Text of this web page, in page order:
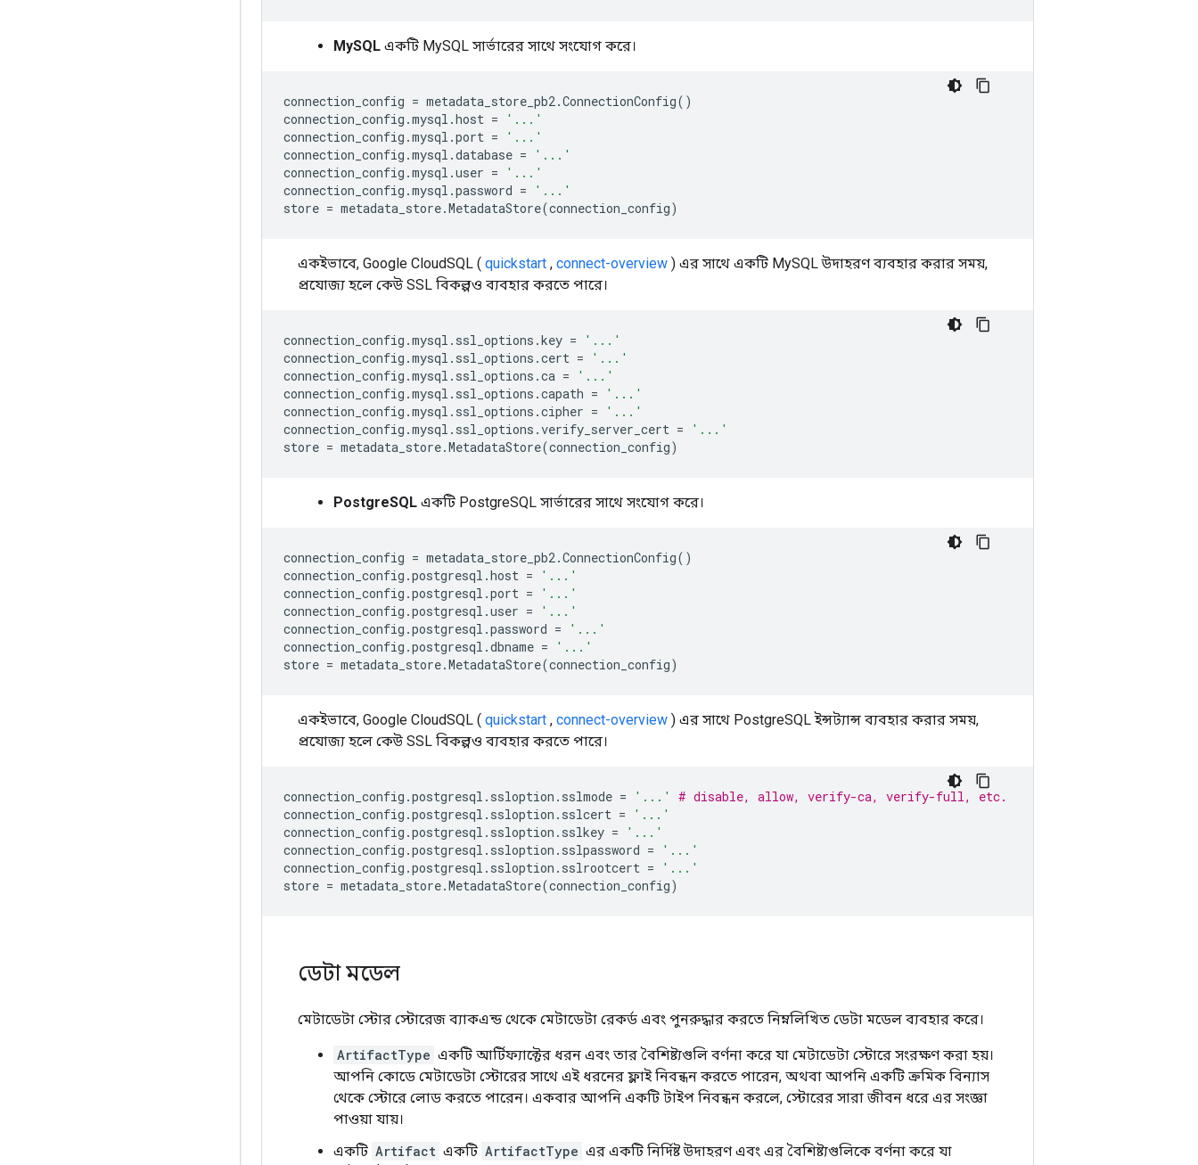
MySQL একটি MySQL সার্ভারের সাথে সংযোগ করে।
connection_config = metadata_store_pb2 .ConnectionConfig()
connection_config .mysql .host =
'...'
connection_config .mysql .port =
'...'
connection_config .mysql .database =
'...'
connection_config .mysql .user =
'...'
connection_config .mysql .password =
'...'
store = metadata_store.MetadataStore(connection_config)
একইভাবে, Google CloudSQL ( quickstart , connect-overview ) এর সাথে একটি MySQL উদাহরণ ব্যবহার করার সময়,
প্রযোজ্য হলে কেউ SSL বিকল্পও ব্যবহার করতে পারে।
connection_config .mysql . ssl_options .key =
'...'
connection_config .mysql . ssl_options .cert =
'...'
connection_config .mysql . ssl_options .ca =
'...'
connection_config .mysql . ssl_options .capath =
'...'
connection_config .mysql . ssl_options .cipher =
'...'
connection_config .mysql . ssl_options .verify_server_cert =
'...'
store = metadata_store.MetadataStore(connection_config)
PostgreSQL একটি PostgreSQL সার্ভারের সাথে সংযোগ করে।
connection_config = metadata_store_pb2 .ConnectionConfig()
connection_config .postgresql .host =
'...'
connection_config .postgresql .port =
'...'
connection_config .postgresql .user =
'...'
connection_config .postgresql .password =
'...'
connection_config .postgresql .dbname =
'...'
store = metadata_store.MetadataStore(connection_config)
একইভাবে, Google CloudSQL ( quickstart , connect-overview ) এর সাথে PostgreSQL ইন্সট্যান্স ব্যবহার করার সময়,
প্রযোজ্য হলে কেউ SSL বিকল্পও ব্যবহার করতে পারে।
connection_config .postgresql . ssloption . sslmode = '...'
# disable, allow, verify-ca, verify-full, etc.
connection_config .postgresql . ssloption . sslcert =
'...'
connection_config .postgresql . ssloption . sslkey =
'...'
connection_config .postgresql . ssloption . sslpassword =
'...'
connection_config .postgresql . ssloption . sslrootcert =
'...'
store = metadata_store.MetadataStore(connection_config)
ডেটা মডেল
মেটাডেটা স্টোর স্টোরেজ ব্যাকএন্ড থেকে মেটাডেটা রেকর্ড এবং পুনরুদ্ধার করতে নিম্নলিখিত ডেটা মডেল ব্যবহার করে।
ArtifactType একটি আর্টিফ্যাক্টের ধরন এবং তার বৈশিষ্ট্যগুলি বর্ণনা করে যা মেটাডেটা স্টোরে সংরক্ষণ করা হয়।
আপনি কোডে মেটাডেটা স্টোরের সাথে এই ধরনের ফ্লাই নিবন্ধন করতে পারেন, অথবা আপনি একটি ক্রমিক বিন্যাস
থেকে স্টোরে লোড করতে পারেন। একবার আপনি একটি টাইপ নিবন্ধন করলে, স্টোরের সারা জীবন ধরে এর সংজ্ঞা
পাওয়া যায়।
একটি Artifact একটি ArtifactType এর একটি নির্দিষ্ট উদাহরণ এবং এর বৈশিষ্ট্যগুলিকে বর্ণনা করে যা